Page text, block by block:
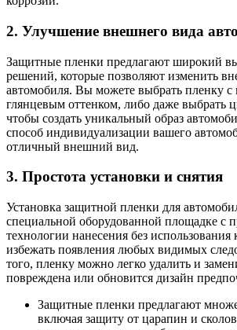
2. Улучшение внешнего вида
Защитные пленки предлагают широкий
решений, которые позволяют изменить
автомобиля. Вы можете выбрать пленку
глянцевым оттенком, либо даже выбрать
чтобы создать уникальный образ
способ индивидуализации вашего
отличный внешний вид.
3. Простота установки и снятия
Установка защитной пленки для
специальной оборудованной площадке с
технологии нанесения без использования
избежать появления любых видимых
того, пленку можно легко удалить и
повреждена или обновится дизайн
Защитные пленки предлагают
включая защиту от царапин и